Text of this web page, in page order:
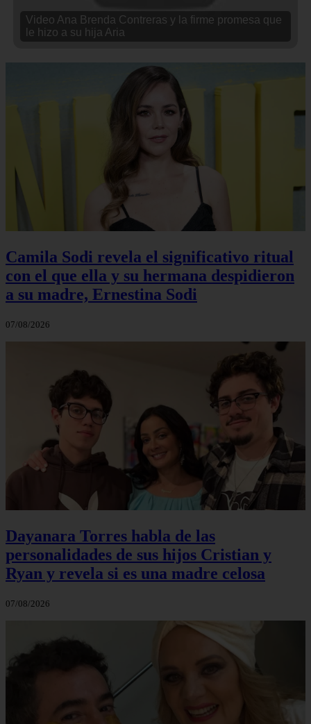
Video Ana Brenda Contreras y la firme promesa que
le hizo a su hija Aria
Camila Sodi revela el significativo ritual
con el que ella y su hermana despidieron
a su madre, Ernestina Sodi
07/08/2026
Dayanara Torres habla de las
personalidades de sus hijos Cristian y
Ryan y revela si es una madre celosa
07/08/2026